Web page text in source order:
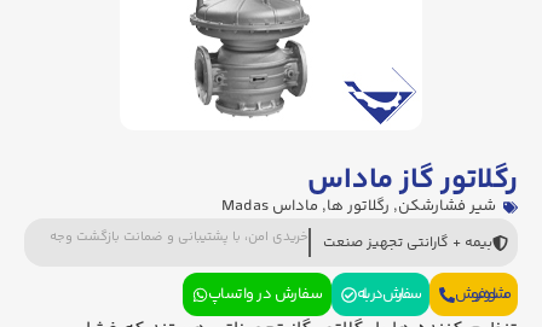
رگلاتور گاز ماداس
شیر فشارشکن, رگلاتور ها, ماداس Madas
بیمه + گارانتی تجهیز صنعت خریدی امن، با پشتیبانی و ضمانت بازگشت وجه
مشاوره فروش سفارش در بله سفارش در واتساپ